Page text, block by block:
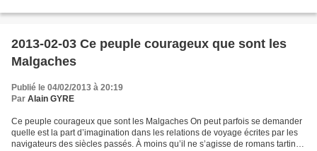
2013-02-03 Ce peuple courageux que sont les
Malgaches
Publié le 04/02/2013 à 20:19
Par Alain GYRE
Ce peuple courageux que sont les Malgaches On peut parfois se demander
quelle est la part d’imagination dans les relations de voyage écrites par les
navigateurs des siècles passés. À moins qu’il ne s’agisse de romans tartinés